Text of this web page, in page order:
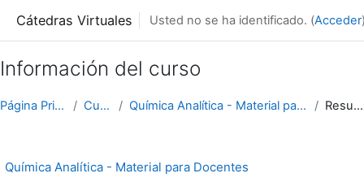
Cátedras Virtuales Usted no se ha identificado. (Acceder
Información del curso
Página Principal Cursos Química Analítica - Material para Docentes Resumen
Química Analítica - Material para Docentes